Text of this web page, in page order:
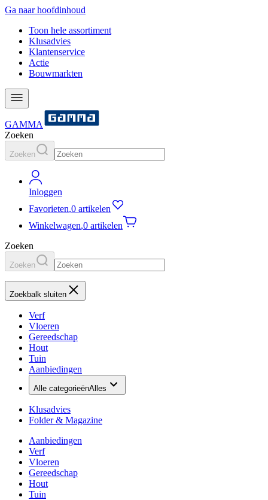
Ga naar hoofdinhoud
Toon hele assortiment
Klusadvies
Klantenservice
Actie
Bouwmarkten
GAMMA
Zoeken
Zoeken
Inloggen
Favorieten,0 artikelen
Winkelwagen,0 artikelen
Zoeken
Zoeken
Zoekbalk sluiten
Verf
Vloeren
Gereedschap
Hout
Tuin
Aanbiedingen
Alle categorieënAlles
Klusadvies
Folder & Magazine
Aanbiedingen
Verf
Vloeren
Gereedschap
Hout
Tuin